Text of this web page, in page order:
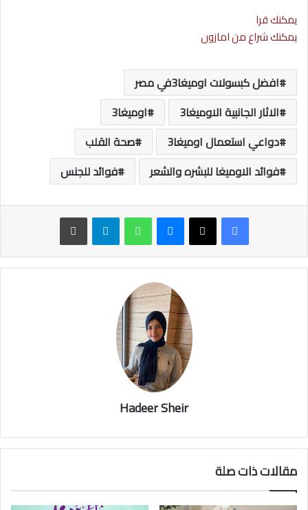
يمكنك قرا
يمكنك شراع من امازون
افضل كبسولات اوميغا3في مصر
الاثار الجانبية الاوميغا3
اوميغا3
دواعي استعمال اوميغا3
صحة القلب
فوائد الاوميغا للبشره والشعر
فوائد للجنس
ماسنجر واتساب تيلقرام طباعة
Hadeer Sheir
مقالات ذات صلة